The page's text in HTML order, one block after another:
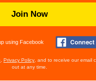
Join Now
using Facebook
Privacy Policy , and to receive our email
out at any time.